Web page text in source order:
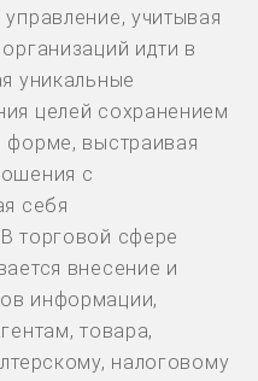
учитывая
идти в
уникальные
целей сохранением
выстраивая
с
себя
торговой сфере
внесение и
информации,
товара,
налоговому